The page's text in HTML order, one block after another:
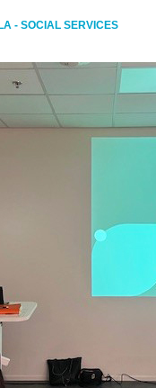
- SOCIAL SERVICES